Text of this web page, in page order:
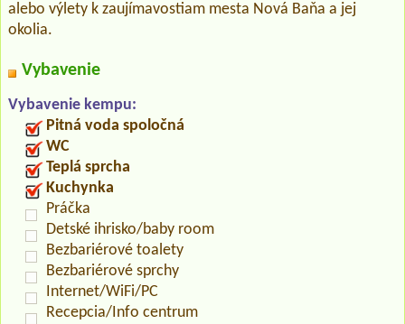
alebo výlety k zaujímavostiam mesta Nová Baňa a jej
okolia.
Vybavenie
Vybavenie kempu:
Pitná voda spoločná
WC
Teplá sprcha
Kuchynka
Práčka
Detské ihrisko/baby room
Bezbariérové toalety
Bezbariérové sprchy
Internet/WiFi/PC
Recepcia/Info centrum